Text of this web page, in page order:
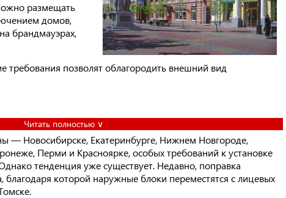
размещать
домов,
брандмауэрах,
требования позволят облагородить внешний вид
Читать полностью ∨
— Новосибирске, Екатеринбурге, Нижнем Новгороде,
Перми и Красноярке, особых требований к установке
тенденция уже существует. Недавно, поправка
благодаря которой наружные блоки переместятся с лицевых